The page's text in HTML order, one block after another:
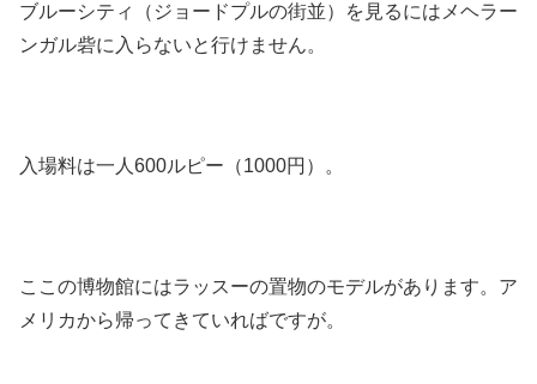
ブルーシティ（ジョードプルの街並）を見るにはメヘラー
ンガル砦に入らないと行けません。
入場料は一人600ルピー（1000円）。
ここの博物館にはラッスーの置物のモデルがあります。ア
メリカから帰ってきていればですが。